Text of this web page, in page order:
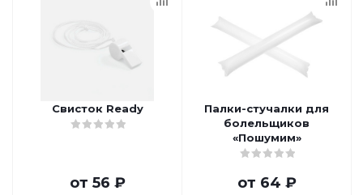
Свисток Ready
от 56 ₽
Палки-стучалки для
болельщиков
«Пошумим»
от 64 ₽